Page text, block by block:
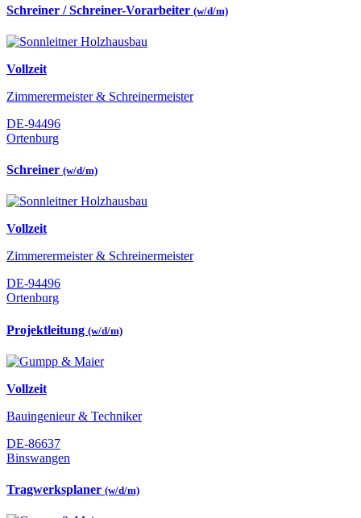
Schreiner / Schreiner-Vorarbeiter (w/d/m)
Vollzeit
Zimmerermeister & Schreinermeister
DE-94496
Ortenburg
Schreiner (w/d/m)
Vollzeit
Zimmerermeister & Schreinermeister
DE-94496
Ortenburg
Projektleitung (w/d/m)
Vollzeit
Bauingenieur & Techniker
DE-86637
Binswangen
Tragwerksplaner (w/d/m)